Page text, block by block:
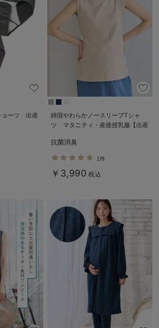
ョーツ 出産
綿混やわらかノースリーブTシャ
ツ マタニティ・産後授乳服【出産
抗菌消臭
1件
￥3,990 税込